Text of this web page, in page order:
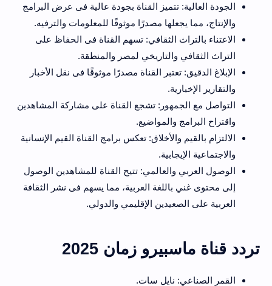
الجودة العالية: تتميز القناة بجودة عالية فى عرض البرامج
والإنتاج، مما يجعلها مصدرًا موثوقًا للمعلومات والترفيه.
الاعتناء بالتراث الثقافي: تسهم القناة فى الحفاظ على
التراث الثقافي والتاريخي لمصر والمنطقة.
الإبلاغ الدقيق: تعتبر القناة مصدرًا موثوقًا فى نقل الأخبار
والتقارير الإخبارية.
التواصل مع الجمهور: تشجع القناة على مشاركة المشاهدين
واقتراح البرامج والمواضيع.
الالتزام بالقيم والأخلاق: تعكس برامج القناة القيم الإنسانية
والاجتماعية الإيجابية.
الوصول العربي والعالمي: تتيح القناة للمشاهدين الوصول
إلى محتوى غني باللغة العربية، مما يسهم فى نشر الثقافة
العربية على الصعيدين الإقليمي والدولي.
تردد قناة ماسبيرو زمان 2025
القمر الصناعي: نايل سات.